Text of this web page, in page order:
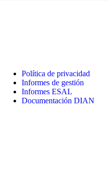
Política de privacidad
Informes de gestión
Informes ESAL
Documentación DIAN